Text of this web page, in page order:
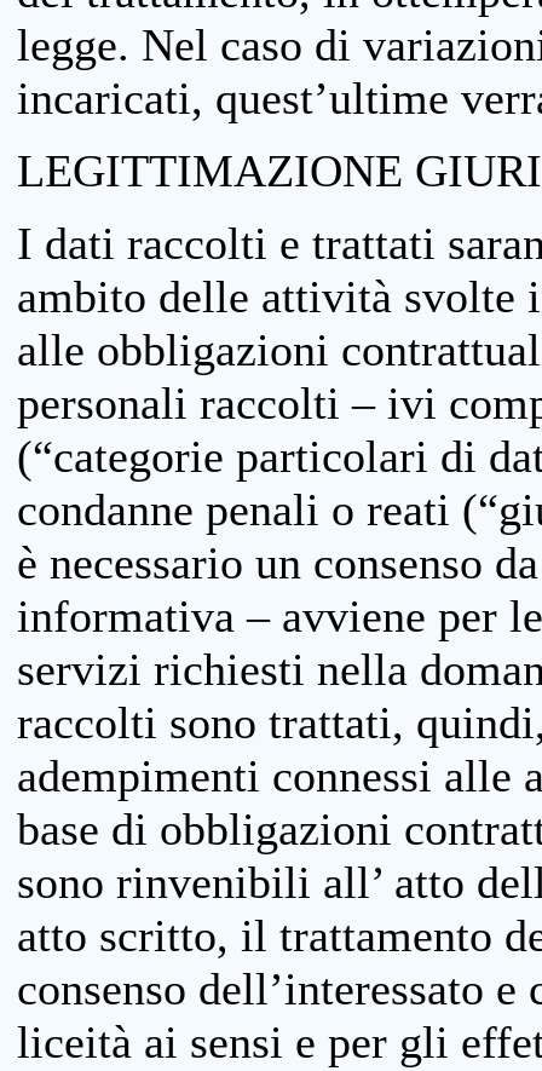
legge. Nel caso di
incaricati, quest’ultime
LEGITTIMAZIONE
I dati raccolti e trattati
ambito delle attività svolte
alle obbligazioni
personali raccolti – ivi
(“categorie particolari di
condanne penali o reati
è necessario un consenso
informativa – avviene per
servizi richiesti nella
raccolti sono trattati,
adempimenti connessi
base di obbligazioni
sono rinvenibili all’ atto
atto scritto, il trattamento
consenso dell’interessato
liceità ai sensi e per gli